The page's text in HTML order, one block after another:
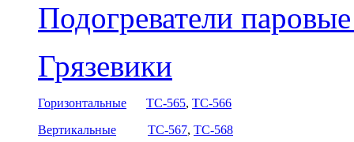
Подогреватели
Грязевики
Горизонтальные ТС-565, ТС-566
Вертикальные
ТС-567, ТС-568